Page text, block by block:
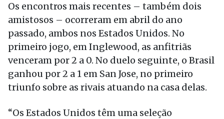
Os encontros mais recentes – também dois
amistosos – ocorreram em abril do ano
passado, ambos nos Estados Unidos. No
primeiro jogo, em Inglewood, as anfitriãs
venceram por 2 a 0. No duelo seguinte, o Brasil
ganhou por 2 a 1 em San Jose, no primeiro
triunfo sobre as rivais atuando na casa delas.
“Os Estados Unidos têm uma seleção